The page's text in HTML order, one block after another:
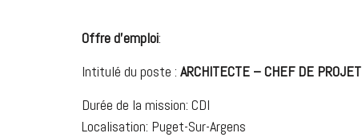
Offre d’emploi:
Intitulé du poste : ARCHITECTE – CHEF DE PROJET
Durée de la mission: CDI
Localisation: Puget-Sur-Argens